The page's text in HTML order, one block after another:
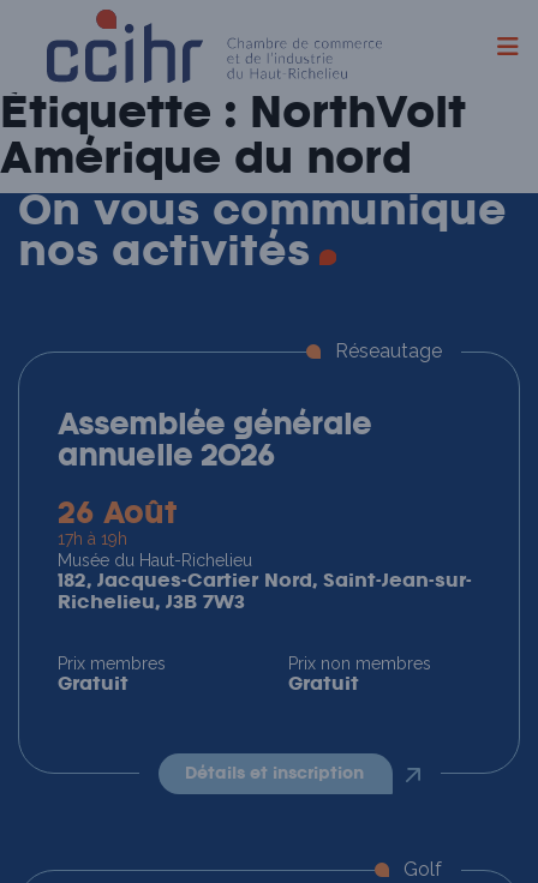
Skip
to
content
Étiquette :
NorthVolt
Amérique du nord
On vous communique
nos activités
Réseautage
Assemblée générale
annuelle 2026
26 Août
17h à 19h
Musée du Haut-Richelieu
182, Jacques-Cartier Nord, Saint-Jean-sur-
Richelieu, J3B 7W3
Prix membres
Gratuit
Prix non membres
Gratuit
détails et inscription
Golf